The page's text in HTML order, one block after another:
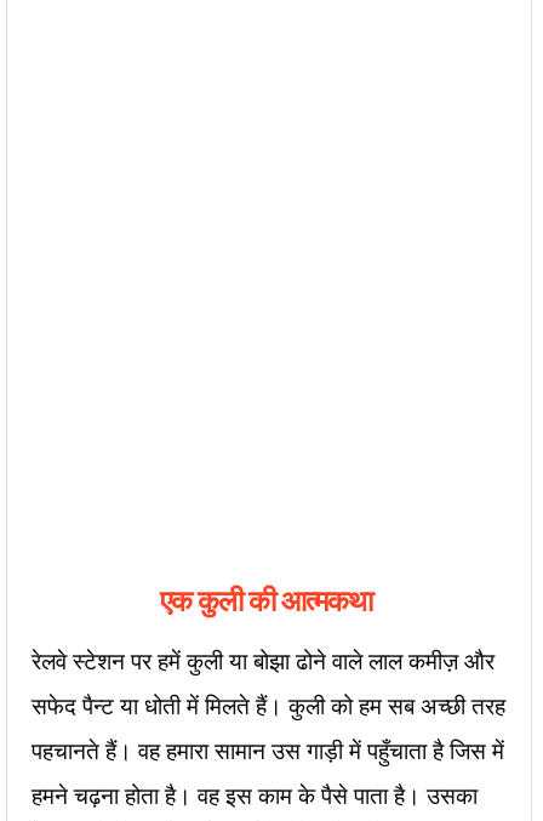
एक कुली की आत्मकथा
रेलवे स्टेशन पर हमें कुली या बोझा ढोने वाले लाल कमीज़ और
सफेद पैन्ट या धोती में मिलते हैं। कुली को हम सब अच्छी तरह
पहचानते हैं। वह हमारा सामान उस गाड़ी में पहुँचाता है जिस में
हमने चढ़ना होता है। वह इस काम के पैसे पाता है। उसका